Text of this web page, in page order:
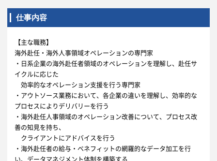
仕事内容
【主な職務】
海外赴任・海外人事領域オペレーションの専門家
・日系企業の海外赴任者領域のオペレーションを理解し、赴任サ
イクルに応じた
効率的なオペレーション支援を行う専門家
・アウトソース業務において、各企業の違いを理解し、効率的な
プロセスによりデリバリーを行う
・海外赴任人事領域のオペレーション改善について、プロセス改
善の知見を持ち、
クライアントにアドバイスを行う
・海外赴任者の給与・ベネフィットの網羅的なデータ加工を行
い、データマネジメント体制を構築する